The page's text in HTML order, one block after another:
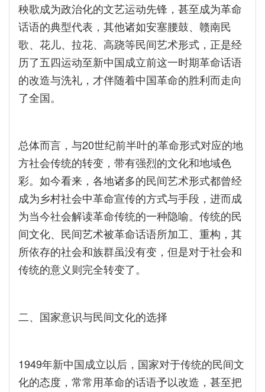
秧歌成为政治化的文艺运动先锋，甚至成为革命
话语的典型代表，其他诸如安塞腰鼓、赣南民
歌、花儿、拉花、高跷等民间艺术形式，正是经
历了五四运动至新中国成立前这一时期革命话语
的改造与洗礼，才伴随着中国革命的胜利而走向
了全国。
总体而言，与20世纪前半叶的革命形式对应的地
方社会传统的转变，带有强烈的文化和地域色
彩。如今看来，各地诸多的民间艺术形式都曾经
成为乡村社会中革命宣传的方式与手段，进而成
为当今社会解读革命传统的一种隐喻。传统的民
间文化、民间艺术被革命话语所加工、重构，其
所依存的社会和族群虽没有变，但是对于社会和
传统的意义则完全转变了。
二、国家意识与民间文化的选择
1949年新中国成立以后，国家对于传统的民间文
化的态度，常常用革命的话语予以改造，甚至把